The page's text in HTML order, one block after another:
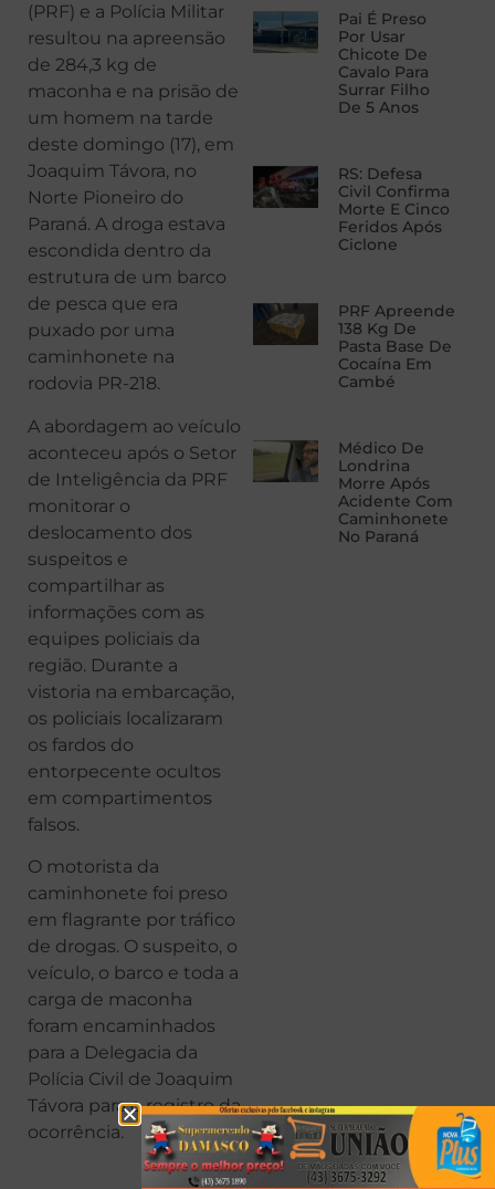
(PRF) e a Polícia Militar
resultou na apreensão
de 284,3 kg de
maconha e na prisão de
um homem na tarde
deste domingo (17), em
Joaquim Távora, no
Norte Pioneiro do
Paraná. A droga estava
escondida dentro da
estrutura de um barco
de pesca que era
puxado por uma
caminhonete na
rodovia PR-218.
A abordagem ao veículo
aconteceu após o Setor
de Inteligência da PRF
monitorar o
deslocamento dos
suspeitos e
compartilhar as
informações com as
equipes policiais da
região. Durante a
vistoria na embarcação,
os policiais localizaram
os fardos do
entorpecente ocultos
em compartimentos
falsos.
O motorista da
caminhonete foi preso
em flagrante por tráfico
de drogas. O suspeito, o
veículo, o barco e toda a
carga de maconha
foram encaminhados
para a Delegacia da
Polícia Civil de Joaquim
Távora para o registro da
ocorrência.
Pai É Preso
Por Usar
Chicote De
Cavalo Para
Surrar Filho
De 5 Anos
RS: Defesa
Civil Confirma
Morte E Cinco
Feridos Após
Ciclone
PRF Apreende
138 Kg De
Pasta Base De
Cocaína Em
Cambé
Médico De
Londrina
Morre Após
Acidente Com
Caminhonete
No Paraná